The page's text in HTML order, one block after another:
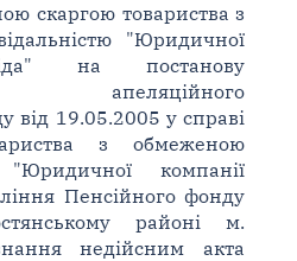
скаргою товариства з
"Юридичної
на постанову
апеляційного
від 19.05.2005 у справі
з обмеженою
"Юридичної компанії
Пенсійного фонду
районі м.
недійсним акта